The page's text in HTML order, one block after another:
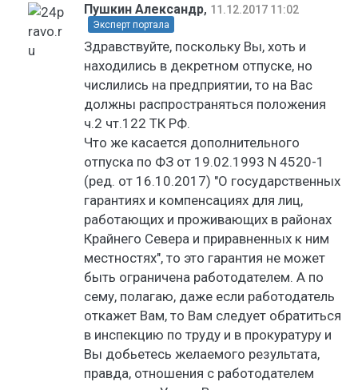
Пушкин Александр, 11.12.2017 11:02
Эксперт портала
Здравствуйте, поскольку Вы, хоть и
находились в декретном отпуске, но
числились на предприятии, то на Вас
должны распространяться положения
ч.2 чт.122 ТК РФ.
Что же касается дополнительного
отпуска по ФЗ от 19.02.1993 N 4520-1
(ред. от 16.10.2017) "О государственных
гарантиях и компенсациях для лиц,
работающих и проживающих в районах
Крайнего Севера и приравненных к ним
местностях", то это гарантия не может
быть ограничена работодателем. А по
сему, полагаю, даже если работодатель
откажет Вам, то Вам следует обратиться
в инспекцию по труду и в прокуратуру и
Вы добьетесь желаемого результата,
правда, отношения с работодателем